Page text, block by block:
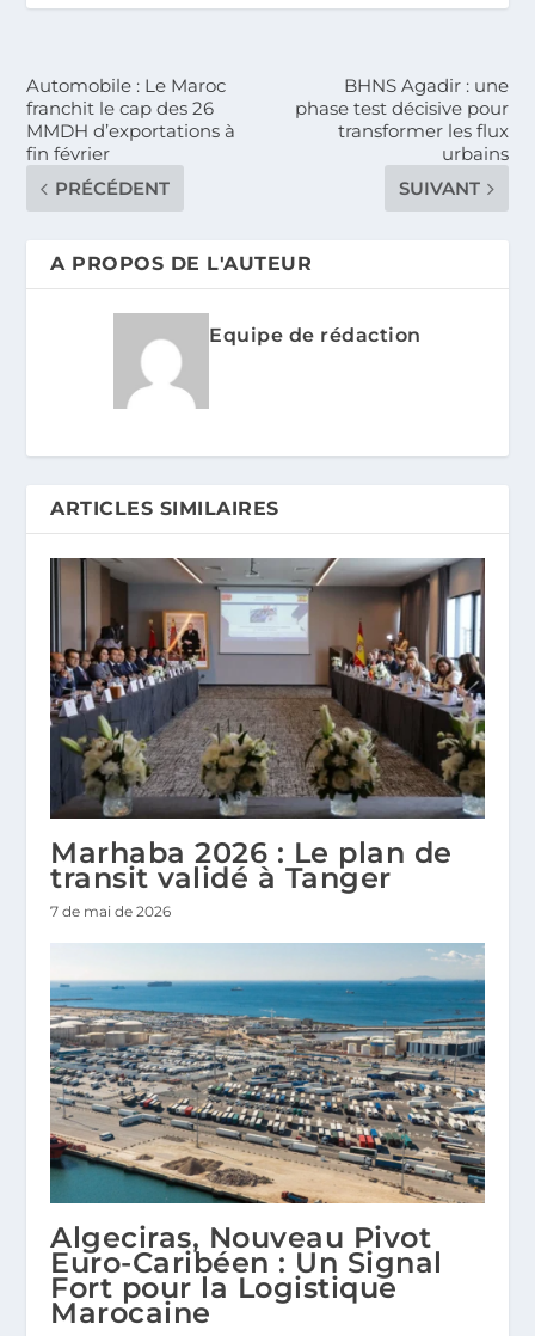
Automobile : Le Maroc
franchit le cap des 26
MMDH d’exportations à
fin février
PRÉCÉDENT
BHNS Agadir : une
phase test décisive pour
transformer les flux
urbains
SUIVANT
A PROPOS DE L'AUTEUR
Equipe de rédaction
ARTICLES SIMILAIRES
Marhaba 2026 : Le plan de
transit validé à Tanger
7 de mai de 2026
Algeciras, Nouveau Pivot
Euro-Caribéen : Un Signal
Fort pour la Logistique
Marocaine